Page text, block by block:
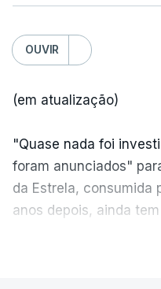
OUVIR
(em atualização)
"Quase nada foi
foram anunciados"
da Estrela, consumida
anos depois, ainda